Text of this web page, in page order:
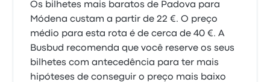
Os bilhetes mais baratos de Padova para
Módena custam a partir de 22 €. O preço
médio para esta rota é de cerca de 40 €. A
Busbud recomenda que você reserve os seus
bilhetes com antecedência para ter mais
hipóteses de conseguir o preço mais baixo